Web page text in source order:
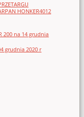
HONKER4012
200 na 14 grudnia
grudnia 2020 r